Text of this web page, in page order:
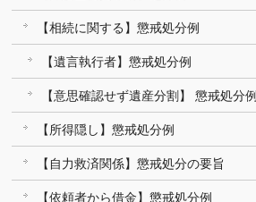
【相続に関する】懲戒処分例
【遺言執行者】懲戒処分例
【意思確認せず遺産分割】 懲戒処分例
【所得隠し】懲戒処分例
【自力救済関係】懲戒処分の要旨
【依頼者から借金】懲戒処分例